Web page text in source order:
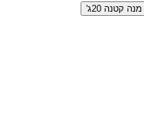
מנה קטנה 20ג'